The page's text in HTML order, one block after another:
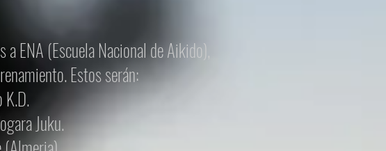
ENA (Escuela Nacional de Aikido),
Estos serán:
K.D.
Juku.